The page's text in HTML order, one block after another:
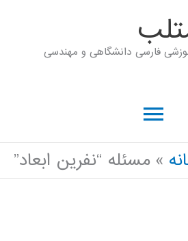
فارسی دانشگاهی و مهندسی
فهرست
اصلی
مسئله “نفرین ابعاد”